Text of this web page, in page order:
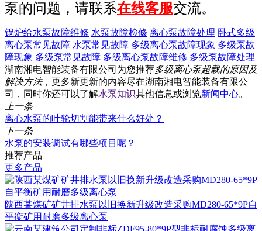
泵的问题，请联系在线客服交流。
锅炉给水泵故障维修 水泵故障检修 离心泵故障处理 卧式多级
离心泵常见故障 水泵常见故障 多级离心泵故障现象 多级泵故
障现象 多级泵常见故障 多级离心泵故障维修 多级泵故障处理
湖南湘电智能装备有限公司为您推荐多级离心泵超载的原因及
解决方法，更多新更新的内容尽在湖南湘电智能装备有限公
司，同时你还可以了解水泵知识其他信息或浏览新闻中心。
上一条
离心水泵的叶轮切割能带来什么好处？
下一条
水泵的安装调试有哪些项目呢？
推荐产品
更多产品
陕西某煤矿矿井排水泵以旧换新升级改造采购MD280-65*9P自
平衡矿用耐磨多级离心泵